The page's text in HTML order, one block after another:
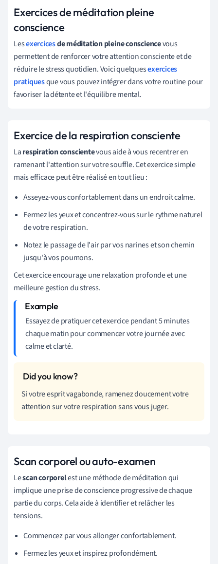
Exercices de méditation pleine
conscience
Lesexercicesde méditation pleine consciencevous
permettent de renforcer votre attention consciente et de
réduire le stress quotidien. Voici quelquesexercices
pratiquesque vous pouvez intégrer dans votre routine pour
favoriser la détente et l'équilibre mental.
Exercice de la respiration consciente
Larespiration conscientevous aide à vous recentrer en
ramenant l'attention sur votre souffle. Cet exercice simple
mais efficace peut être réalisé en tout lieu :
Asseyez-vous confortablement dans un endroit calme.
Fermez les yeux et concentrez-vous sur le rythme naturel
de votre respiration.
Notez le passage de l'air par vos narines et son chemin
jusqu'à vos poumons.
Cet exercice encourage une relaxation profonde et une
meilleure gestion du stress.
Essayez de pratiquer cet exercice pendant 5 minutes
chaque matin pour commencer votre journée avec
calme et clarté.
Si votre esprit vagabonde, ramenez doucement votre
attention sur votre respiration sans vous juger.
Scan corporel ou auto-examen
Lescan corporelest une méthode de méditation qui
implique une prise de conscience progressive de chaque
partie du corps. Cela aide à identifier et relâcher les
tensions.
Commencez par vous allonger confortablement.
Fermez les yeux et inspirez profondément.